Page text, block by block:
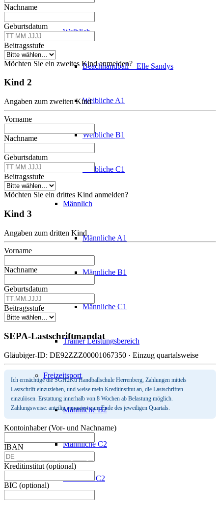
Weiblich
Beachhandball – Elle Sandys
Weibliche A1
Weibliche B1
Weibliche C1
Männlich
Männliche A1
Männliche B1
Männliche C1
Trainer Leistungsbereich
Freizeitsport
Männliche B2
Männliche C2
Weibliche C2
Nachname
Geburtsdatum
Beitragsstufe
Möchten Sie ein zweites Kind anmelden?
Kind 2
Angaben zum zweiten Kind
Vorname
Nachname
Geburtsdatum
Beitragsstufe
Möchten Sie ein drittes Kind anmelden?
Kind 3
Angaben zum dritten Kind
Vorname
Nachname
Geburtsdatum
Beitragsstufe
SEPA-Lastschriftmandat
Gläubiger-ID: DE92ZZZ00001067350 · Einzug quartalsweise
Ich ermächtige die SGH2Ku Handballschule Herrenberg, Zahlungen mittels
Lastschrift einzuziehen, und weise mein Kreditinstitut an, die Lastschriften
einzulösen. Erstattung innerhalb von 8 Wochen ab Belastung möglich.
Zahlungsweise: anteilig summiert zum Ende des jeweiligen Quartals.
Kontoinhaber (Vor- und Nachname)
IBAN
Kreditinstitut (optional)
BIC (optional)